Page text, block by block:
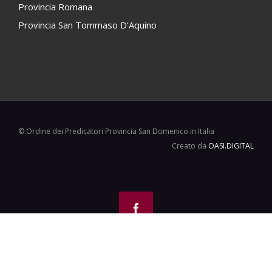
Provincia Romana
Provincia San Tommaso D'Aquino
© Ordine dei Predicatori Provincia San Domenico in Italia
Creato da OASI.DIGITAL